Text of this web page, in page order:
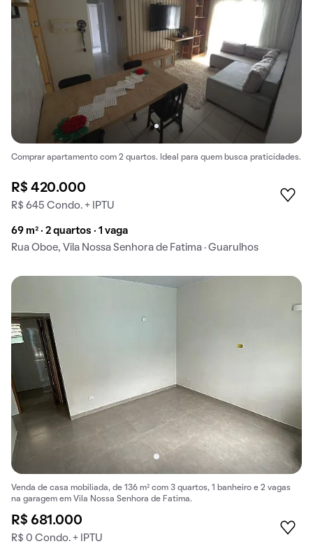
Comprar apartamento com 2 quartos. Ideal para quem busca praticidades.
R$ 420.000
R$ 645 Condo. + IPTU
69 m² · 2 quartos · 1 vaga
Rua Oboe, Vila Nossa Senhora de Fatima · Guarulhos
Venda de casa mobiliada, de 136 m² com 3 quartos, 1 banheiro e 2 vagas
na garagem em Vila Nossa Senhora de Fatima.
R$ 681.000
R$ 0 Condo. + IPTU